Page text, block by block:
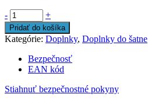
- +
Pridať do košíka
Kategórie: Doplnky, Doplnky do šatne
Bezpečnosť
EAN kód
Stiahnuť bezpečnostné pokyny